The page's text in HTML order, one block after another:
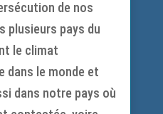
de nos
plusieurs pays du
le climat
dans le monde et
dans notre pays où